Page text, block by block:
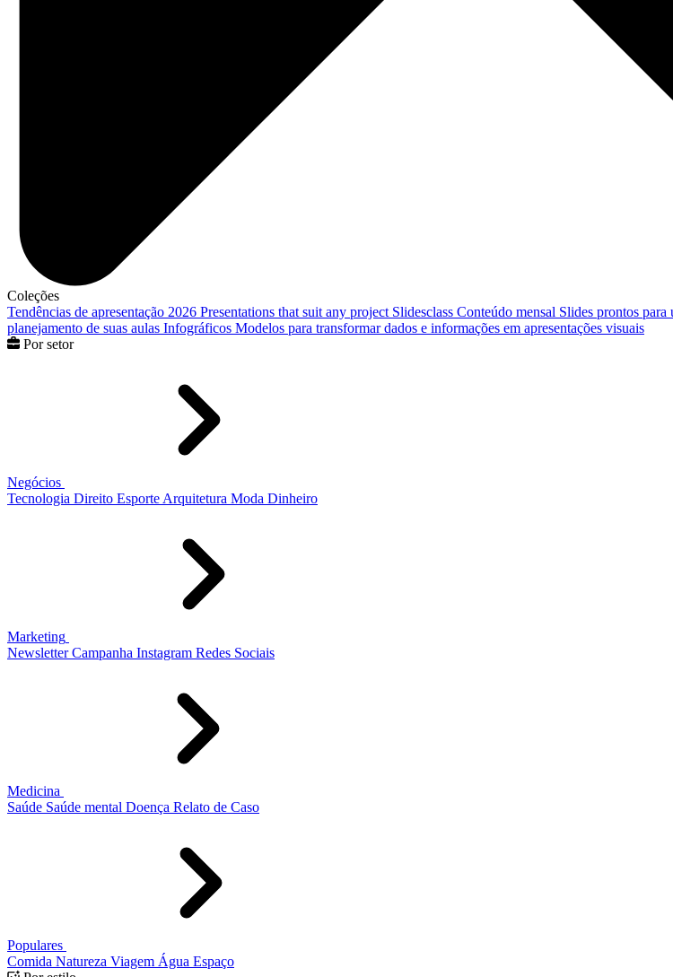
Coleções
Tendências de apresentação 2026 Presentations that suit any project Slidesclass Conteúdo mensal Slides prontos para
planejamento de suas aulas Infográficos Modelos para transformar dados e informações em apresentações visuais
Por setor
Negócios
Tecnologia Direito Esporte Arquitetura Moda Dinheiro
Marketing
Newsletter Campanha Instagram Redes Sociais
Medicina
Saúde Saúde mental Doença Relato de Caso
Populares
Comida Natureza Viagem Água Espaço